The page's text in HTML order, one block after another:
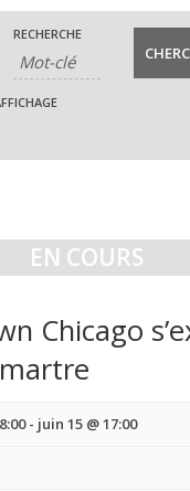
RECHERCHE
EN COURS
Chicago
- juin 15 @ 17:00